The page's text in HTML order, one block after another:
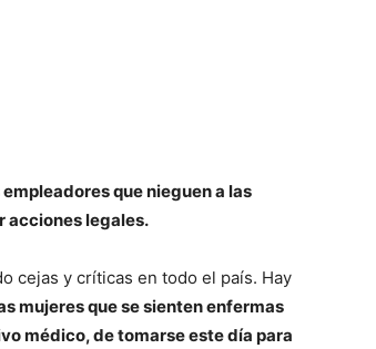
que nieguen a las
acciones legales.
cejas y críticas en todo el país. Hay
mujeres que se sienten enfermas
médico, de tomarse este día para